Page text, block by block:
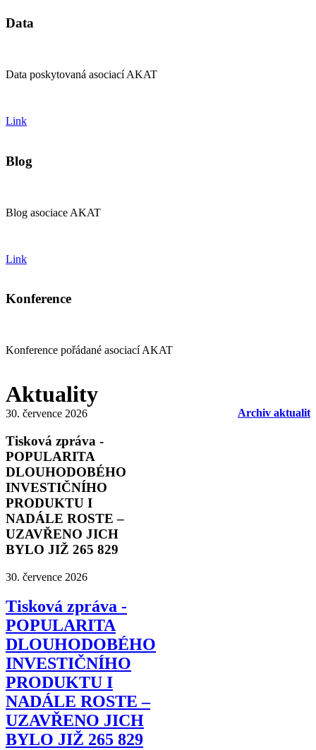
Data
Data poskytovaná asociací AKAT
Link
Blog
Blog asociace AKAT
Link
Konference
Konference pořádané asociací AKAT
Aktuality
Archiv aktualit
30. července 2026
Tisková zpráva -
POPULARITA
DLOUHODOBÉHO
INVESTIČNÍHO
PRODUKTU I
NADÁLE ROSTE –
UZAVŘENO JICH
BYLO JIŽ 265 829
30. července 2026
Tisková zpráva -
POPULARITA
DLOUHODOBÉHO
INVESTIČNÍHO
PRODUKTU I
NADÁLE ROSTE –
UZAVŘENO JICH
BYLO JIŽ 265 829